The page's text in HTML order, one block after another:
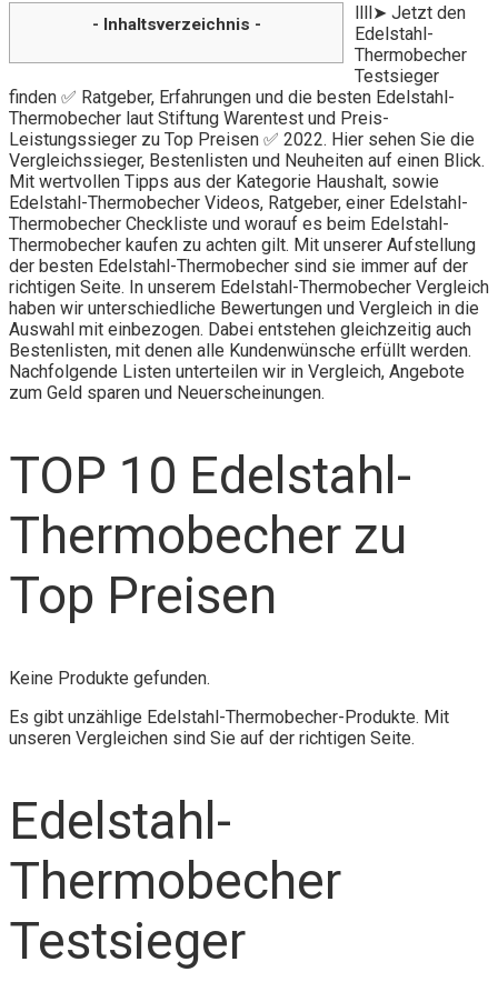
- Inhaltsverzeichnis -
llll➤ Jetzt den
Edelstahl-
Thermobecher
Testsieger
finden ✅ Ratgeber, Erfahrungen und die besten Edelstahl-
Thermobecher laut Stiftung Warentest und Preis-
Leistungssieger zu Top Preisen ✅ 2022. Hier sehen Sie die
Vergleichssieger, Bestenlisten und Neuheiten auf einen Blick.
Mit wertvollen Tipps aus der Kategorie Haushalt, sowie
Edelstahl-Thermobecher Videos, Ratgeber, einer Edelstahl-
Thermobecher Checkliste und worauf es beim Edelstahl-
Thermobecher kaufen zu achten gilt. Mit unserer Aufstellung
der besten Edelstahl-Thermobecher sind sie immer auf der
richtigen Seite. In unserem Edelstahl-Thermobecher Vergleich
haben wir unterschiedliche Bewertungen und Vergleich in die
Auswahl mit einbezogen. Dabei entstehen gleichzeitig auch
Bestenlisten, mit denen alle Kundenwünsche erfüllt werden.
Nachfolgende Listen unterteilen wir in Vergleich, Angebote
zum Geld sparen und Neuerscheinungen.
TOP 10 Edelstahl-
Thermobecher zu
Top Preisen
Keine Produkte gefunden.
Es gibt unzählige Edelstahl-Thermobecher-Produkte. Mit
unseren Vergleichen sind Sie auf der richtigen Seite.
Edelstahl-
Thermobecher
Testsieger